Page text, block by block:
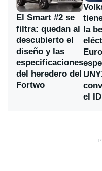
El Smart #2 se
filtra: quedan al
descubierto el
diseño y las
especificaciones
del heredero del
Fortwo
la
el